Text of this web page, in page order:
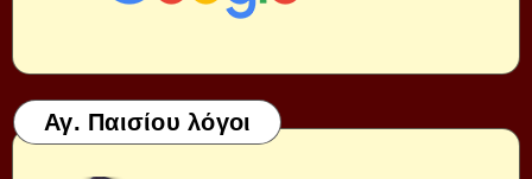
Αγ. Παισίου λόγοι